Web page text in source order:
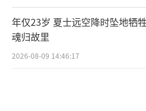
年仅23岁 夏士远空降时坠地牺
魂归故里
2026-08-09 14:46:17